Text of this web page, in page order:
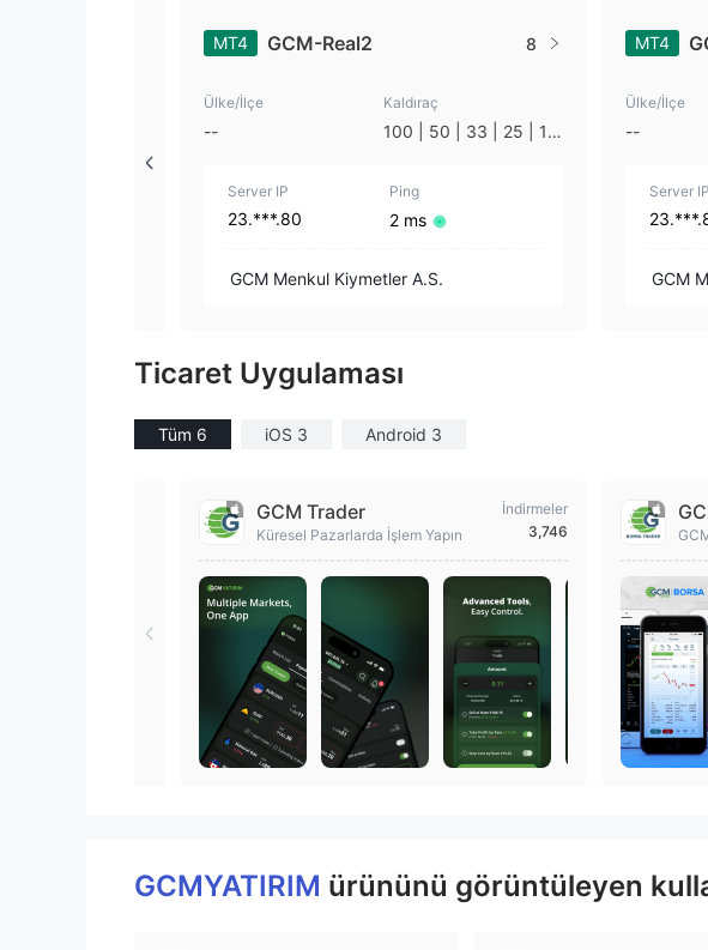
MT4 GCM-Real2 8
Ülke/İlçe
--
Kaldıraç
100 | 50 | 33 | 25 | 10
Server IP
23.***.80
Ping
2 ms
GCM Menkul Kiymetler A.S.
MT4
Ülke/İlçe
--
Server IP
GCM
Ticaret Uygulaması
Tüm 6 iOS 3 Android 3
GCM Trader
Küresel Pazarlarda İşlem Yapın
İndirmeler
3,746
GCMYATIRIM ürününü görüntüleyen